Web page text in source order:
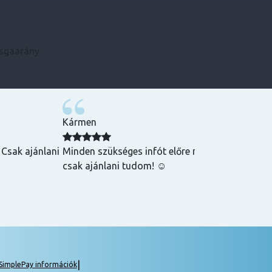
ajánlani
Kármen
Minden szükséges infót előre megkaptam,
csak ajánlani tudom! ☺️
információk|